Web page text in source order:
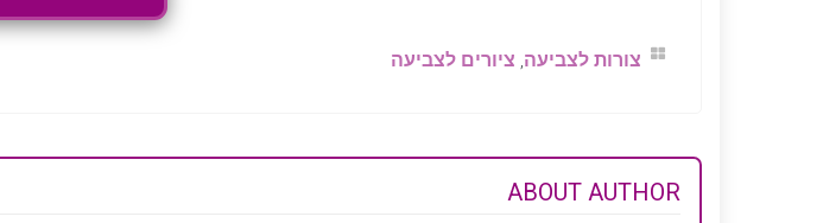
צורות לצביעה, ציורים לצביעה
ABOUT AUTHOR